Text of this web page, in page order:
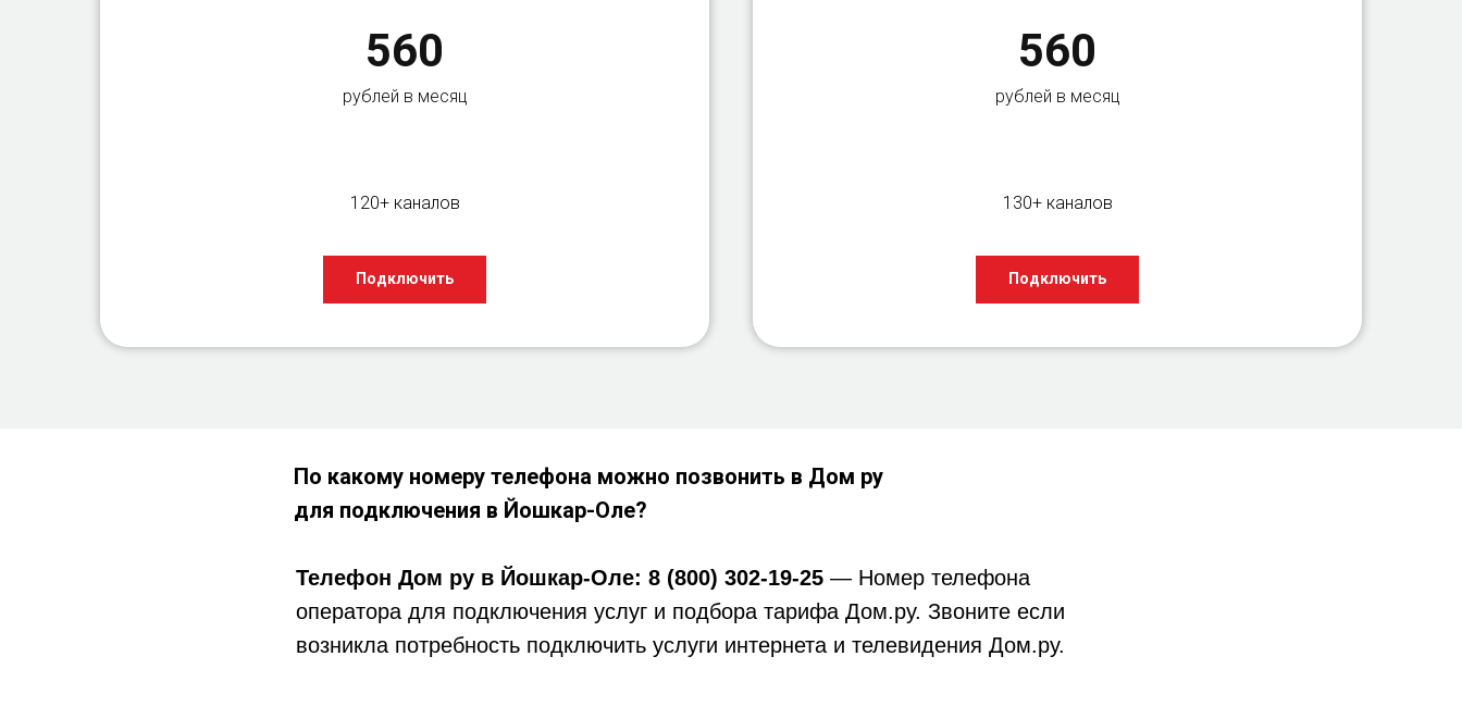
560
рублей в месяц
120+ каналов
Подключить
560
рублей в месяц
130+ каналов
Подключить
Телефон Дом ру в Йошкар-Оле: 8 (800) 302-19-25 — Номер телефона
оператора для подключения услуг и подбора тарифа Дом.ру. Звоните если
возникла потребность подключить услуги интернета и телевидения Дом.ру.
По какому номеру телефона можно позвонить в Дом ру
для подключения в Йошкар-Оле?